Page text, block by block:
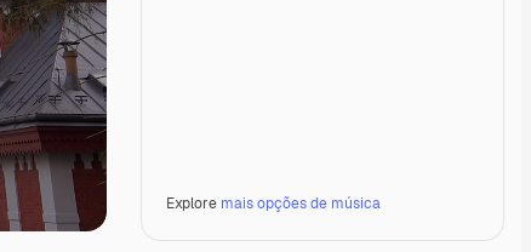
Explore mais opções de música